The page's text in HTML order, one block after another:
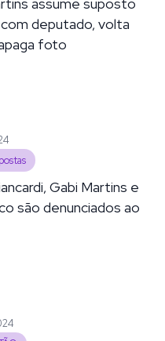
deputado, volta
foto
Gabi Martins e
são denunciados ao